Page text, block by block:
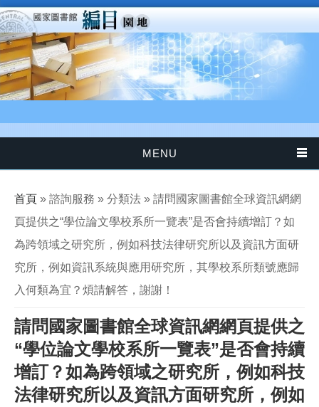
移至主內容
MENU
您在這裡
首頁 » 諮詢服務 » 分類法 » 請問國家圖書館全球資訊網網
頁提供之“學位論文學校系所一覽表”是否會持續增訂？如
為跨領域之研究所，例如科技法律研究所以及資訊方面研
究所，例如資訊系統與應用研究所，其學校系所類號應歸
入何類為宜？煩請解答，謝謝！
請問國家圖書館全球資訊網網頁提供之
“學位論文學校系所一覽表”是否會持續
增訂？如為跨領域之研究所，例如科技
法律研究所以及資訊方面研究所，例如